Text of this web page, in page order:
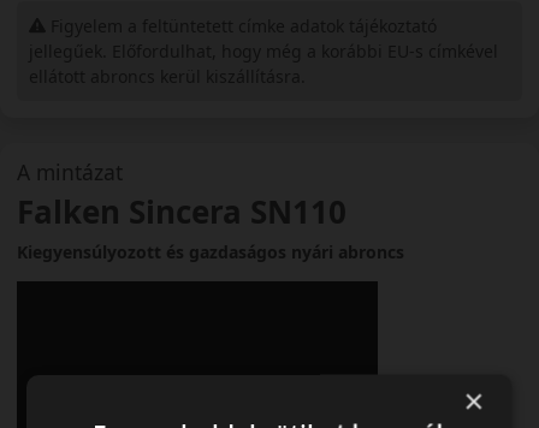
A mintázat
Falken Sincera SN110
Kiegyensúlyozott és gazdaságos nyári abroncs
×